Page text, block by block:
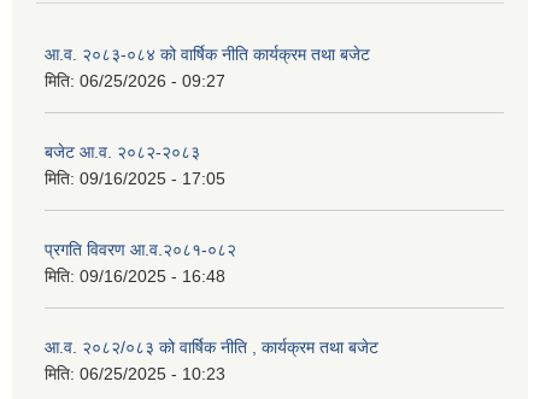
आ.व. २०८३-०८४ को वार्षिक नीति कार्यक्रम तथा बजेट
मिति: 06/25/2026 - 09:27
बजेट आ.व. २०८२-२०८३
मिति: 09/16/2025 - 17:05
प्रगति विवरण आ.व.२०८१-०८२
मिति: 09/16/2025 - 16:48
आ.व. २०८२/०८३ को वार्षिक नीति , कार्यक्रम तथा बजेट
मिति: 06/25/2025 - 10:23